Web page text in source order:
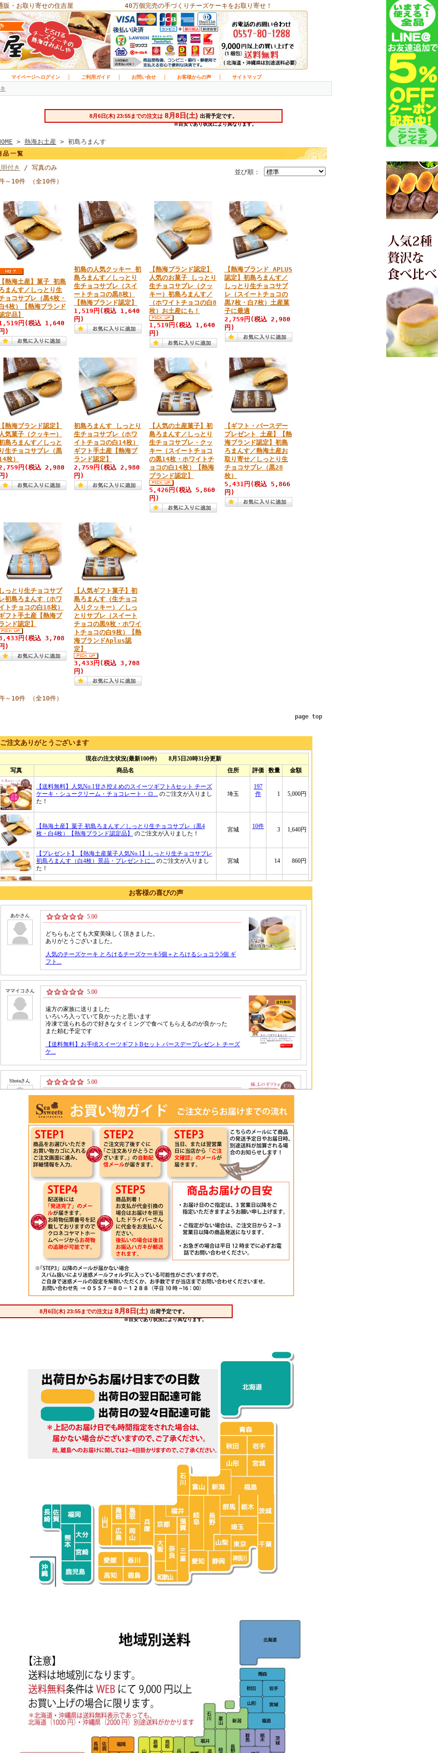
販・お取り寄せの住吉屋 40万個完売の手づくりチーズケーキをお取り寄せ！
マイページへログイン ご利用ガイド お問い合せ お客様からの声 サイトマップ
> 熱海お土産 > 初島ろまんす
品一覧
並び順：
付き
/ 写真のみ
～10件 （全10件）
熱海土産】菓子 初島
まんす／しっとり生
ョコサブレ（黒4枚・
4枚）【熱海ブランド
定品】
円 (税込 1,640
)
初島の人気クッキー 初
島ろまんす／しっとり
生チョコサブレ（スイ
ートチョコの黒8枚）
【熱海ブランド認定】
1,519円 (税込 1,640
円)
【熱海ブランド認定】
人気のお菓子 しっとり
生チョコサブレ（クッ
キー）初島ろまんす／
（ホワイトチョコの白8
枚）お土産にも！
1,519円 (税込 1,640
円)
【熱海ブランド APLUS
認定】初島ろまんす／
しっとり生チョコサブ
レ（スイートチョコの
黒7枚・白7枚）土産菓
子に最適
2,759円 (税込 2,980
円)
熱海ブランド認定】
気菓子（クッキー）
島ろまんす／しっと
生チョコサブレ（黒
枚）
円 (税込 2,980
)
初島ろまんす しっとり
生チョコサブレ（ホワ
イトチョコの白14枚）
ギフト手土産【熱海ブ
ランド認定】
2,759円 (税込 2,980
円)
【人気の土産菓子】初
島ろまんす／しっとり
生チョコサブレ・クッ
キー（スイートチョコ
の黒14枚・ホワイトチ
ョコの白14枚）【熱海
ブランド認定】
5,426円 (税込 5,860
円)
【ギフト・バースデー
プレゼント 土産】【熱
海ブランド認定】初島
ろまんす／熱海土産お
取り寄せ／しっとり生
チョコサブレ（黒28
枚）
5,431円 (税込 5,866
円)
っとり生チョコサブ
初島ろまんす（ホワ
トチョコの白18枚）
フト手土産【熱海ブ
ンド認定】
円 (税込 3,708
)
【人気ギフト菓子】初
島ろまんす（生チョコ
入りクッキー）／しっ
とりサブレ（スイート
チョコの黒9枚・ホワイ
トチョコの白9枚）【熱
海ブランドAplus認
定】
3,433円 (税込 3,708
円)
～10件 （全10件）
page top
ご注文ありがとうございます
お客様の喜びの声